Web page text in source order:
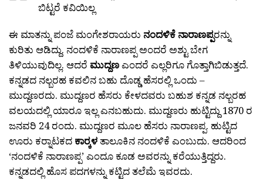
ಬಿಟ್ಟರೆ ಕವಿಯಿಲ್ಲ
ಈ ಮಾತನ್ನು ಪಂಜೆ ಮಂಗೇಶರಾಯರು ನಂದಳಿಕೆ ನಾರಾಣಪ್ಪರನ್ನು
ಕುರಿತು ಆಡಿದ್ದು. ನಂದಳಿಕೆ ನಾರಾಣಪ್ಪ ಅಂದರೆ ಅಶ್ಟು ಬೇಗ
ತಿಳಿಯುವುದಿಲ್ಲ. ಆದರೆ ಮುದ್ದಣಎಂದರೆ ಎಲ್ಲರಿಗೂ ಗೊತ್ತಾಗಿಬಿಡುತ್ತದೆ.
ಕನ್ನಡದ ನಲ್ಬರಹ ಕವಲಿನ ಬಹು ದೊಡ್ಡ ಹೆಸರಲ್ಲಿ ಒಂದು –
ಮುದ್ದಣರದು. ಮುದ್ದಣರ ಹೆಸರು ಕೇಳದವರು ಬಹುಶ ಕನ್ನಡ ನಲ್ಬರಹ
ವಲಯದಲ್ಲಿ ಯಾರೂ ಇಲ್ಲ ಎನಬಹುದು. ಮುದ್ದಣರು ಹುಟ್ಟಿದ್ದು 1870 ರ
ಜನವರಿ 24 ರಂದು. ಮುದ್ದಣರ ಮೂಲ ಹೆಸರು ನಾರಾಣಪ್ಪ. ಹುಟ್ಟಿದ
ಊರು ಕರ‍್ನಾಟಕದ ಕಾರ‍್ಕಳತಾಲೂಕಿನ ನಂದಳಿಕೆ ಎಂಬುದು. ಆದರಿಂದ
‘ನಂದಳಿಕೆ ನಾರಾಣಪ್ಪ’ ಎಂದೂ ಕೂಡ ಅವರನ್ನು ಕರೆಯುತ್ತಿದ್ದರು.
ಕನ್ನಡದಲ್ಲಿ ಹೊಸ ಪದಗಳನ್ನು ಕಟ್ಟಿದ ತಲೆಮೆ ಇವರದು.